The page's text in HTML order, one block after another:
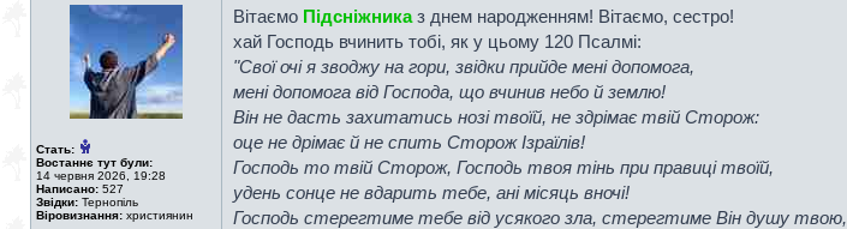
Стать:
Востаннє тут були:
14 червня 2026, 19:28
Написано: 527
Звідки: Тернопіль
Віровизнання: християнин
Вітаємо Підсніжниказ днем народженням! Вітаємо, сестро!
хай Господь вчинить тобі, як у цьому 120 Псалмі:
"Свої очі я зводжу на гори, звідки прийде мені допомога,
мені допомога від Господа, що вчинив небо й землю!
Він не дасть захитатись нозі твоїй, не здрімає твій Сторож:
оце не дрімає й не спить Сторож Ізраїлів!
Господь то твій Сторож, Господь твоя тінь при правиці твоїй,
удень сонце не вдарить тебе, ані місяць вночі!
Господь стерегтиме тебе від усякого зла, стерегтиме Він душу твою,